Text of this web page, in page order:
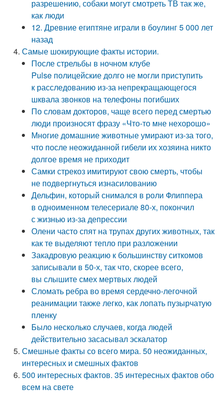
разрешению, собаки могут смотреть ТВ так же,
как люди
12. Древние египтяне играли в боулинг 5 000 лет
назад
Самые шокирующие факты истории.
После стрельбы в ночном клубе
Pulse полицейские долго не могли приступить
к расследованию из-за непрекращающегося
шквала звонков на телефоны погибших
По словам докторов, чаще всего перед смертью
люди произносят фразу «Что-то мне нехорошо»
Многие домашние животные умирают из-за того,
что после неожиданной гибели их хозяина никто
долгое время не приходит
Самки стрекоз имитируют свою смерть, чтобы
не подвергнуться изнасилованию
Дельфин, который снимался в роли Флиппера
в одноименном телесериале 80-х, покончил
с жизнью из-за депрессии
Олени часто спят на трупах других животных, так
как те выделяют тепло при разложении
Закадровую реакцию к большинству ситкомов
записывали в 50-х, так что, скорее всего,
вы слышите смех мертвых людей
Сломать ребра во время сердечно-легочной
реанимации также легко, как лопать пузырчатую
пленку
Было несколько случаев, когда людей
действительно засасывал эскалатор
Смешные факты со всего мира. 50 неожиданных,
интересных и смешных фактов
500 интересных фактов. 35 интересных фактов обо
всем на свете